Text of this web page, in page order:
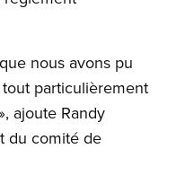
nous avons pu
particulièrement
ajoute Randy
du comité de